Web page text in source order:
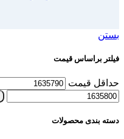
بستن
فیلتر براساس قیمت
حداقل قیمت
دسته بندی محصولات